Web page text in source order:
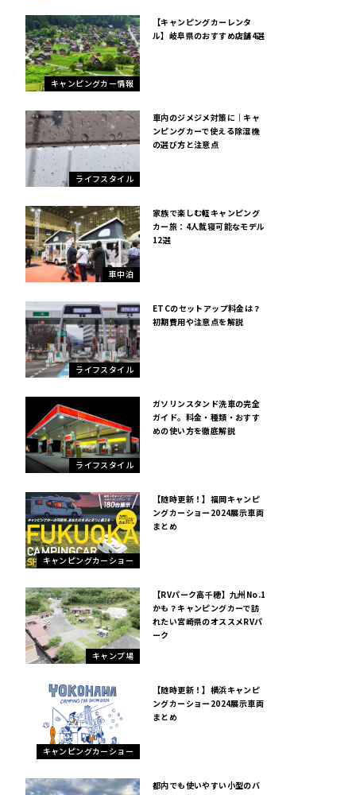
キャンピングカー情報
【キャンピングカーレンタ
ル】岐阜県のおすすめ店舗4選
ライフスタイル
車内のジメジメ対策に｜キャ
ンピングカーで使える除湿機
の選び方と注意点
車中泊
家族で楽しむ軽キャンピング
カー旅：4人就寝可能なモデル
12選
ライフスタイル
ETCのセットアップ料金は？
初期費用や注意点を解説
ライフスタイル
ガソリンスタンド洗車の完全
ガイド。料金・種類・おすす
めの使い方を徹底解説
キャンピングカーショー
【随時更新！】福岡キャンピ
ングカーショー2024展示車両
まとめ
キャンプ場
【RVパーク高千穂】九州No.1
かも？キャンピングカーで訪
れたい宮崎県のオススメRVパ
ーク
キャンピングカーショー
【随時更新！】横浜キャンピ
ングカーショー2024展示車両
まとめ
都内でも使いやすい小型のバ